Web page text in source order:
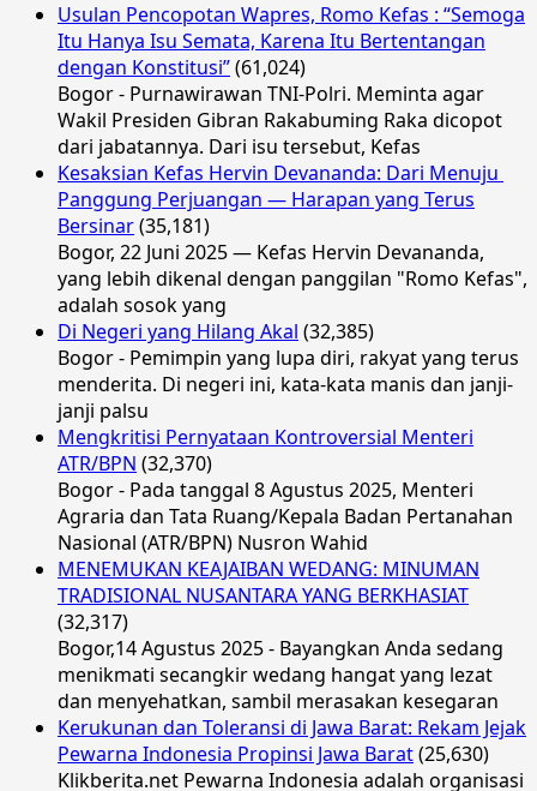
Usulan Pencopotan Wapres, Romo Kefas : “Semoga
Itu Hanya Isu Semata, Karena Itu Bertentangan
dengan Konstitusi”(61,024)
Bogor - Purnawirawan TNI-Polri. Meminta agar
Wakil Presiden Gibran Rakabuming Raka dicopot
dari jabatannya. Dari isu tersebut, Kefas
Kesaksian Kefas Hervin Devananda: Dari Menuju
Panggung Perjuangan — Harapan yang Terus
Bersinar(35,181)
Bogor, 22 Juni 2025 — Kefas Hervin Devananda,
yang lebih dikenal dengan panggilan "Romo Kefas",
adalah sosok yang
Di Negeri yang Hilang Akal (32,385)
Bogor - Pemimpin yang lupa diri, rakyat yang terus
menderita. Di negeri ini, kata-kata manis dan janji-
janji palsu
Mengkritisi Pernyataan Kontroversial Menteri
ATR/BPN (32,370)
Bogor - Pada tanggal 8 Agustus 2025, Menteri
Agraria dan Tata Ruang/Kepala Badan Pertanahan
Nasional (ATR/BPN) Nusron Wahid
MENEMUKAN KEAJAIBAN WEDANG: MINUMAN
TRADISIONAL NUSANTARA YANG BERKHASIAT
(32,317)
Bogor,14 Agustus 2025 - Bayangkan Anda sedang
menikmati secangkir wedang hangat yang lezat
dan menyehatkan, sambil merasakan kesegaran
Kerukunan dan Toleransi di Jawa Barat: Rekam Jejak
Pewarna Indonesia Propinsi Jawa Barat(25,630)
Klikberita.net Pewarna Indonesia adalah organisasi